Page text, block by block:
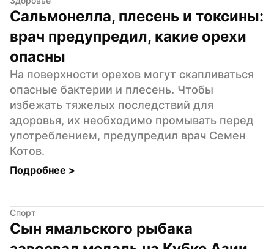
Сальмонелла, плесень и токсины:
врач предупредил, какие орехи
опасны
На поверхности орехов могут скапливаться
опасные бактерии и плесень. Чтобы
избежать тяжелых последствий для
здоровья, их необходимо промывать перед
употреблением, предупредил врач Семен
Котов.
Подробнее >
Спорт
Сын ямальского рыбака